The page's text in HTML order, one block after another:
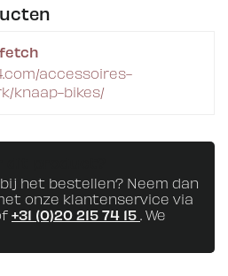
fetch
accessoires-
knaap-bikes/
het bestellen? Neem dan
onze klantenservice via
+31 (0)20 215 74 15 . We